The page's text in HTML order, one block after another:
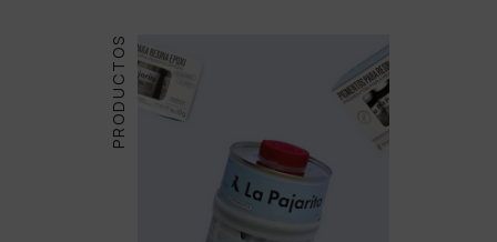
PRODUCTOS